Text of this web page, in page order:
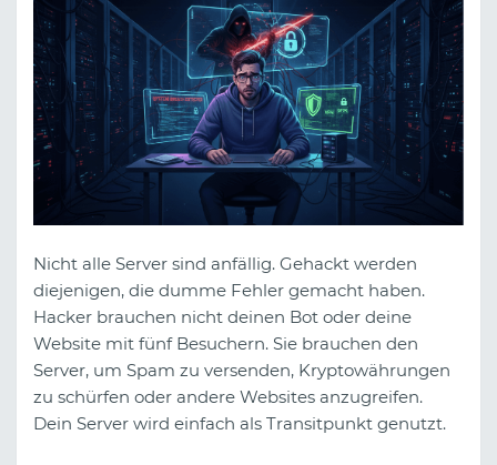
Nicht alle Server sind anfällig. Gehackt werden
diejenigen, die dumme Fehler gemacht haben.
Hacker brauchen nicht deinen Bot oder deine
Website mit fünf Besuchern. Sie brauchen den
Server, um Spam zu versenden, Kryptowährungen
zu schürfen oder andere Websites anzugreifen.
Dein Server wird einfach als Transitpunkt genutzt.